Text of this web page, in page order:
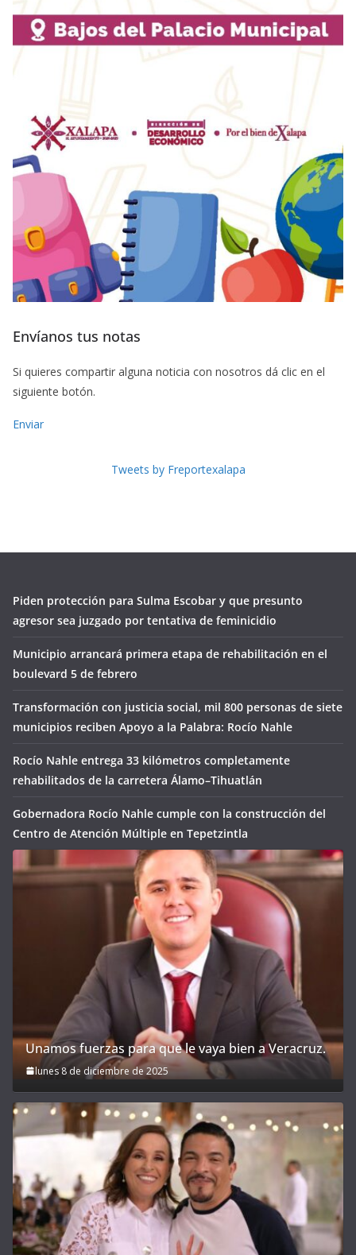
Envíanos tus notas
Si quieres compartir alguna noticia con nosotros dá clic en el
siguiente botón.
Enviar
Tweets by Freportexalapa
Piden protección para Sulma Escobar y que presunto
agresor sea juzgado por tentativa de feminicidio
Municipio arrancará primera etapa de rehabilitación en el
boulevard 5 de febrero
Transformación con justicia social, mil 800 personas de siete
municipios reciben Apoyo a la Palabra: Rocío Nahle
Rocío Nahle entrega 33 kilómetros completamente
rehabilitados de la carretera Álamo–Tihuatlán
Gobernadora Rocío Nahle cumple con la construcción del
Centro de Atención Múltiple en Tepetzintla
Unamos fuerzas para que le vaya bien a Veracruz.
lunes 8 de diciembre de 2025